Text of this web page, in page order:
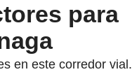
para
en este corredor vial.